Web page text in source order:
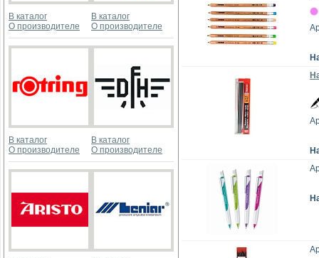
В каталог
О производителе
В каталог
О производителе
В каталог
О производителе
В каталог
О производителе